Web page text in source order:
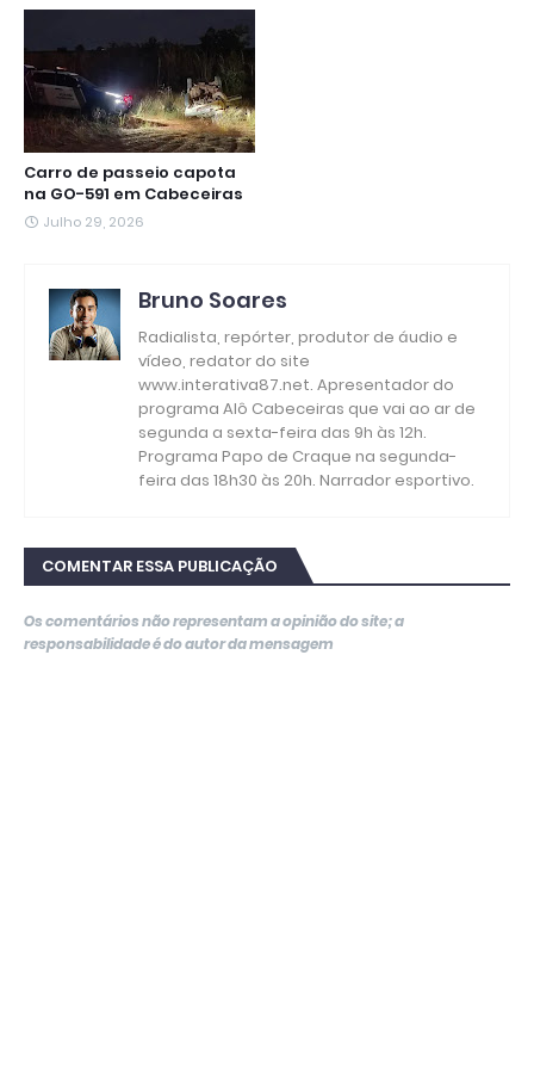
Carro de passeio capota
na GO-591 em Cabeceiras
Julho 29, 2026
Bruno Soares
Radialista, repórter, produtor de áudio e
vídeo, redator do site
www.interativa87.net. Apresentador do
programa Alô Cabeceiras que vai ao ar de
segunda a sexta-feira das 9h às 12h.
Programa Papo de Craque na segunda-
feira das 18h30 às 20h. Narrador esportivo.
COMENTAR ESSA PUBLICAÇÃO
Os comentários não representam a opinião do site; a
responsabilidade é do autor da mensagem